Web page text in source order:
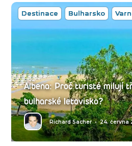
Destinace Bulharsko
Albena: Proč turisté milují
bulharské letovisko?
Richard Sacher•24. června